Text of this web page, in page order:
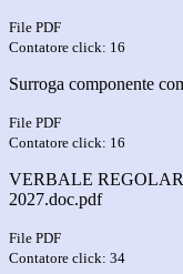
File PDF
Contatore click: 16
Surroga componente
File PDF
Contatore click: 16
VERBALE
2027.doc.pdf
File PDF
Contatore click: 34